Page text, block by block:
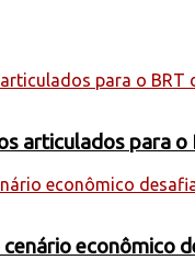
articulados para o
cenário econômico